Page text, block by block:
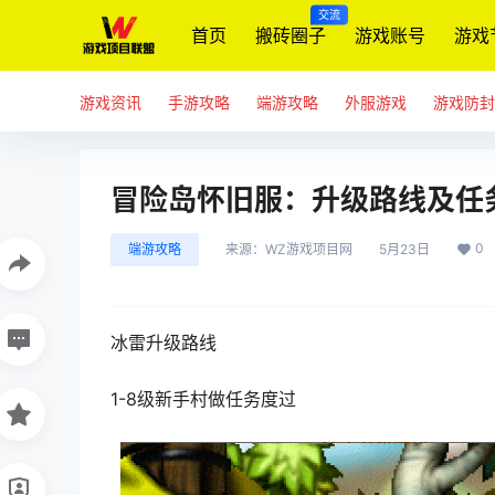
首页 搬砖圈子
交流
游戏账号 游戏
游戏资讯 手游攻略 端游攻略 外服游戏 游戏防封
冒险岛怀旧服：升级路线及任
端游攻略 来源： WZ游戏项目网 5月23日 0
冰雷升级路线
1-8级新手村做任务度过